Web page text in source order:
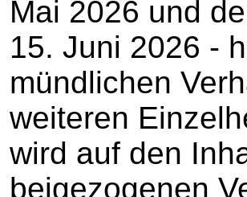
Mai 2026 und
15. Juni 2026 -
mündlichen
weiteren
wird auf den
beigezogenen